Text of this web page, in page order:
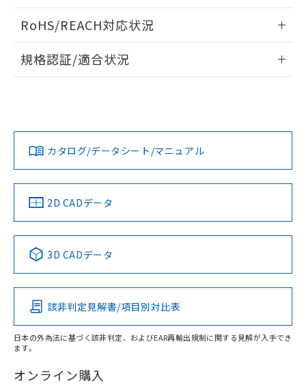
ドすることができます。
ログイン/会員登録
ダウンロードデータをご利用いただく前に、以下を必ずお読
みください。
ソフトウェアの使用条件
RoHS/REACH対応状況
EU RoHS 注意事項・凡例
対応済み
中国 RoHS 注意事項・凡例
Pb Hg Cd Cr(VI)
O
在庫等で未対応品が混在する可能性があります。
規格認証/適合状況
カタログ/データシート/マニュアル
2D CADデータ
3D CADデータ
該非判定見解書/項目別対比表
日本の外為法に基づく該非判定、およびEAR再輸出規制に関する見解が入手でき
ます。
オンライン購入
物質の対応では、対応完了までの期間は出
荷製品に未対応品が混在することから備考
欄に対応日を記載しておりました。
既に当社にて対応品への在庫切替を完了